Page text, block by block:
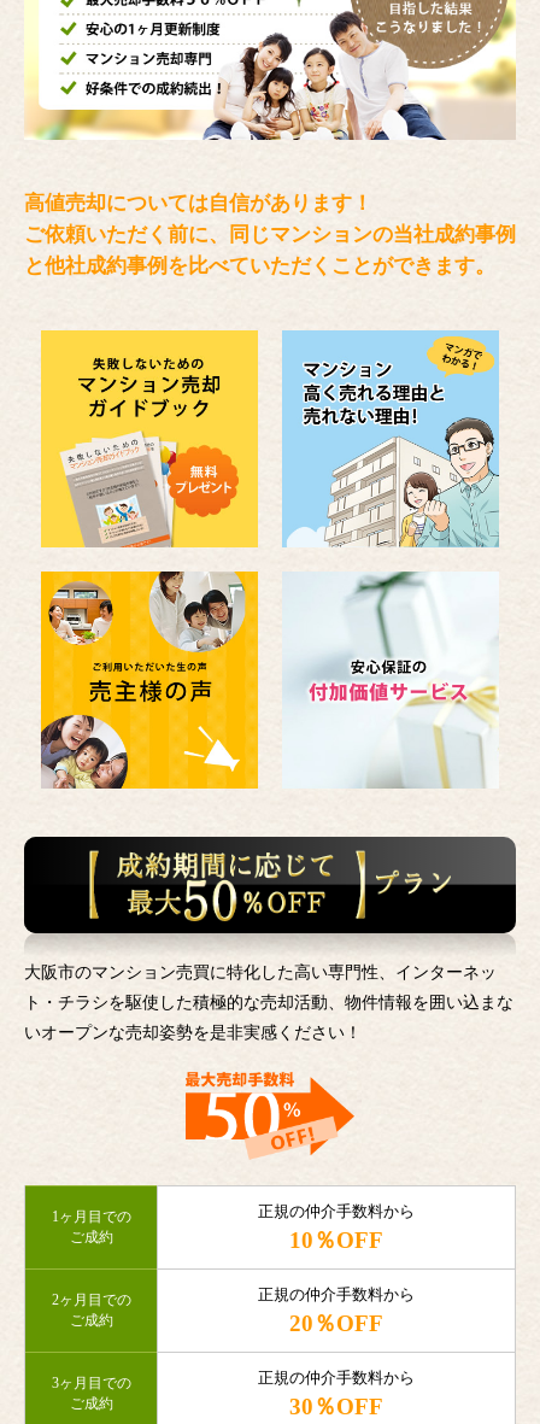
高値売却については自信があります！
ご依頼いただく前に、同じマンションの当社成約事例
と他社成約事例を比べていただくことができます。
大阪市のマンション売買に特化した高い専門性、インターネッ
ト・チラシを駆使した積極的な売却活動、 物件情報を囲い込まな
いオープンな売却姿勢を是非実感ください！
1ヶ月目での
ご成約
正規の仲介手数料から
10％OFF
2ヶ月目での
ご成約
正規の仲介手数料から
20％OFF
3ヶ月目での
ご成約
正規の仲介手数料から
30％OFF